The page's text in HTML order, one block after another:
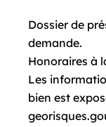
Dossier de
demande.
Honoraires à
Les
bien est